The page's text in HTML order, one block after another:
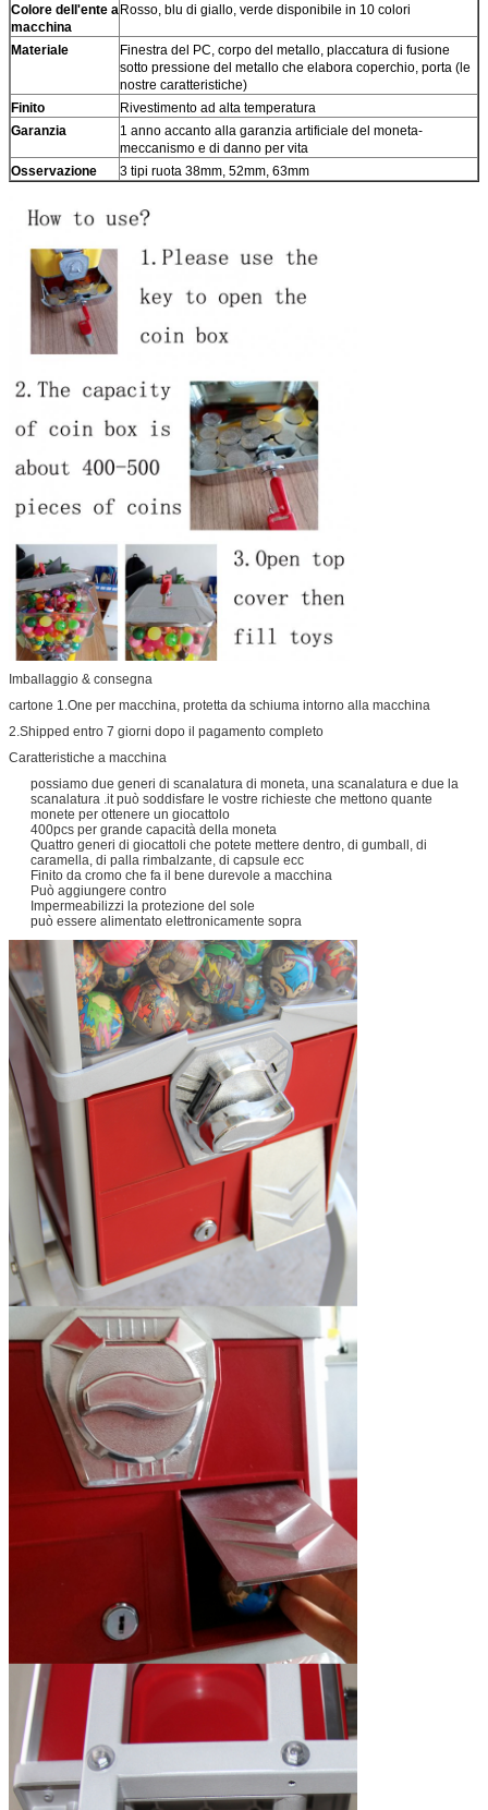
Colore dell'ente a
macchina
Rosso, blu di giallo, verde disponibile in 10 colori
Materiale
Finestra del PC, corpo del metallo, placcatura di fusione
sotto pressione del metallo che elabora coperchio, porta (le
nostre caratteristiche)
Finito
Rivestimento ad alta temperatura
Garanzia
1 anno accanto alla garanzia artificiale del moneta-
meccanismo e di danno per vita
Osservazione
3 tipi ruota 38mm, 52mm, 63mm
Imballaggio & consegna
cartone 1.One per macchina, protetta da schiuma intorno alla macchina
2.Shipped entro 7 giorni dopo il pagamento completo
Caratteristiche a macchina
possiamo due generi di scanalatura di moneta, una scanalatura e due la
scanalatura .it può soddisfare le vostre richieste che mettono quante
monete per ottenere un giocattolo
400pcs per grande capacità della moneta
Quattro generi di giocattoli che potete mettere dentro, di gumball, di
caramella, di palla rimbalzante, di capsule ecc
Finito da cromo che fa il bene durevole a macchina
Può aggiungere contro
Impermeabilizzi la protezione del sole
può essere alimentato elettronicamente sopra